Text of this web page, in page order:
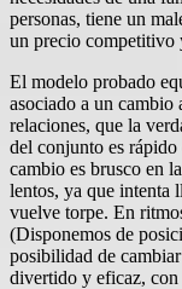
personas, tiene un
un precio competitivo
El modelo probado
asociado a un cambio
relaciones, que la
del conjunto es rápido
cambio es brusco en
lentos, ya que intenta
vuelve torpe. En
(Disponemos de
posibilidad de
divertido y eficaz,